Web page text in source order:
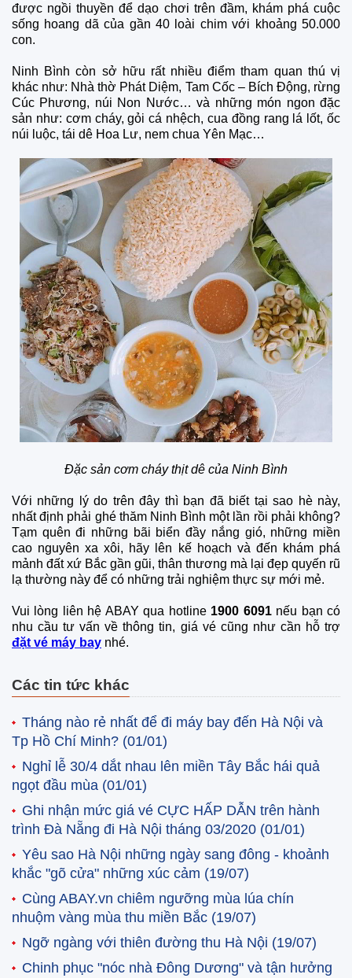
được ngồi thuyền để dạo chơi trên đầm, khám phá cuộc
sống hoang dã của gần 40 loài chim với khoảng 50.000
con.
Ninh Bình còn sở hữu rất nhiều điểm tham quan thú vị
khác như: Nhà thờ Phát Diệm, Tam Cốc – Bích Động, rừng
Cúc Phương, núi Non Nước… và những món ngon đặc
sản như: cơm cháy, gỏi cá nhệch, cua đồng rang lá lốt, ốc
núi luộc, tái dê Hoa Lư, nem chua Yên Mạc…
Đặc sản cơm cháy thịt dê của Ninh Bình
Với những lý do trên đây thì bạn đã biết tại sao hè này,
nhất định phải ghé thăm Ninh Bình một lần rồi phải không?
Tạm quên đi những bãi biển đầy nắng gió, những miền
cao nguyên xa xôi, hãy lên kế hoạch và đến khám phá
mảnh đất xứ Bắc gần gũi, thân thương mà lại đẹp quyến rũ
lạ thường này để có những trải nghiệm thực sự mới mẻ.
Vui lòng liên hệ ABAY qua hotline 1900 6091nếu bạn có
nhu cầu tư vấn về thông tin, giá vé cũng như cần hỗ trợ
đặt vé máy bay nhé.
Các tin tức khác
Tháng nào rẻ nhất để đi máy bay đến Hà Nội và
Tp Hồ Chí Minh? (01/01)
Nghỉ lễ 30/4 dắt nhau lên miền Tây Bắc hái quả
ngọt đầu mùa (01/01)
Ghi nhận mức giá vé CỰC HẤP DẪN trên hành
trình Đà Nẵng đi Hà Nội tháng 03/2020 (01/01)
Yêu sao Hà Nội những ngày sang đông - khoảnh
khắc "gõ cửa" những xúc cảm (19/07)
Cùng ABAY.vn chiêm ngưỡng mùa lúa chín
nhuộm vàng mùa thu miền Bắc (19/07)
Ngỡ ngàng với thiên đường thu Hà Nội (19/07)
Chinh phục "nóc nhà Đông Dương" và tận hưởng